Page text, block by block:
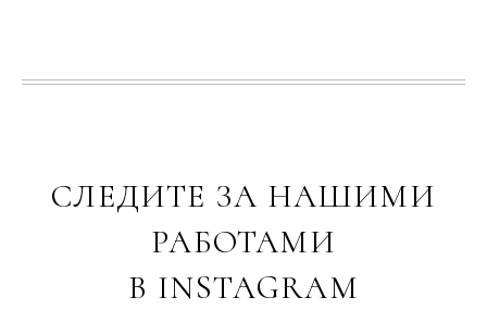
СЛЕДИТЕ ЗА НАШИМИ
РАБОТАМИ
В INSTAGRAM